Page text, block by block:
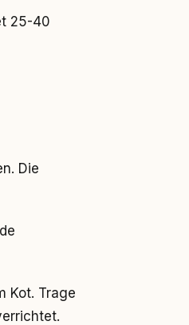
25-40
Die
Kot. Trage